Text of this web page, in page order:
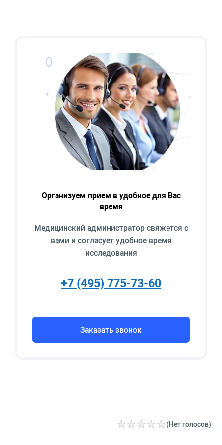
Организуем прием в удобное для Вас
время
Медицинский администратор свяжется с
вами и согласует удобное время
исследования
+7 (495) 775-73-60
Заказать звонок
(Нет голосов)